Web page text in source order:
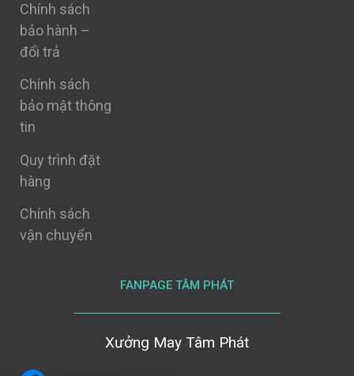
Chính sách
bảo hành –
đổi trả
Chính sách
bảo mật thông
tin
Quy trình đặt
hàng
Chính sách
vận chuyển
FANPAGE TÂM PHÁT
Xưởng May Tâm Phát